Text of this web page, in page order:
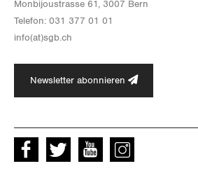
Mon­bi­joustras­se 61, 3007 Bern
Te­le­fon: 031 377 01 01
info(at)​sgb.​ch
Newsletter abonnieren
Facebook Twitter Youtube instagram